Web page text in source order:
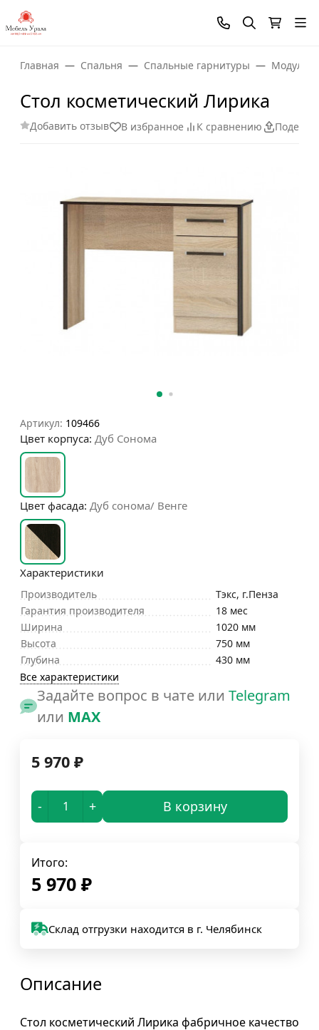
Главная Спальня Спальные гарнитуры
Стол косметический Лирика
Добавить отзыв В избранное К сравнению
Артикул: 109466
Цвет корпуса: Дуб Сонома
Цвет фасада: Дуб сонома/ Венге
Характеристики
Производитель
Тэкс, г.Пенза
Гарантия производителя
18 мес
Ширина
1020 мм
Высота
750 мм
Глубина
430 мм
Все характеристики
Задайте вопрос в чате или Telegram
или MAX
5 970 ₽
- + В корзину
Итого:
5 970 ₽
Склад отгрузки находится в г. Челябинск
Описание
Стол косметический Лирика фабричное качество